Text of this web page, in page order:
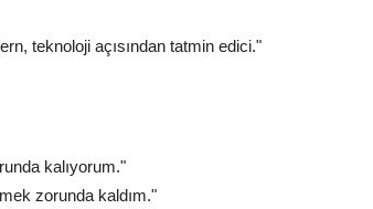
teknoloji açısından tatmin edici."
kalıyorum."
zorunda kaldım."